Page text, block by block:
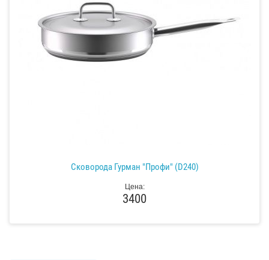
Сковорода Гурман "Профи" (D240)
Цена:
3400